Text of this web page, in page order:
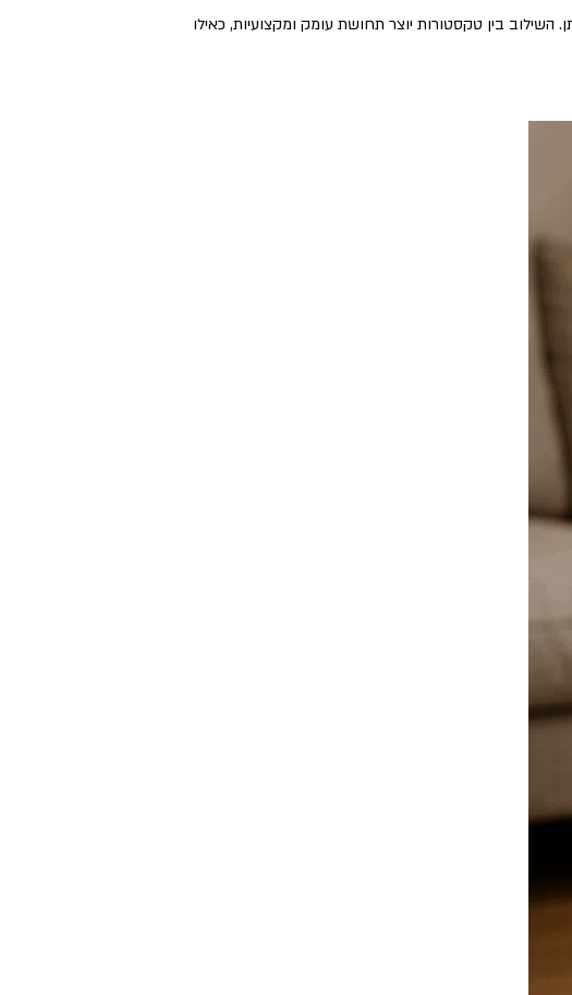
השילוב בין טקסטורות יוצר תחושת עומק ומקצועיות, כאילו